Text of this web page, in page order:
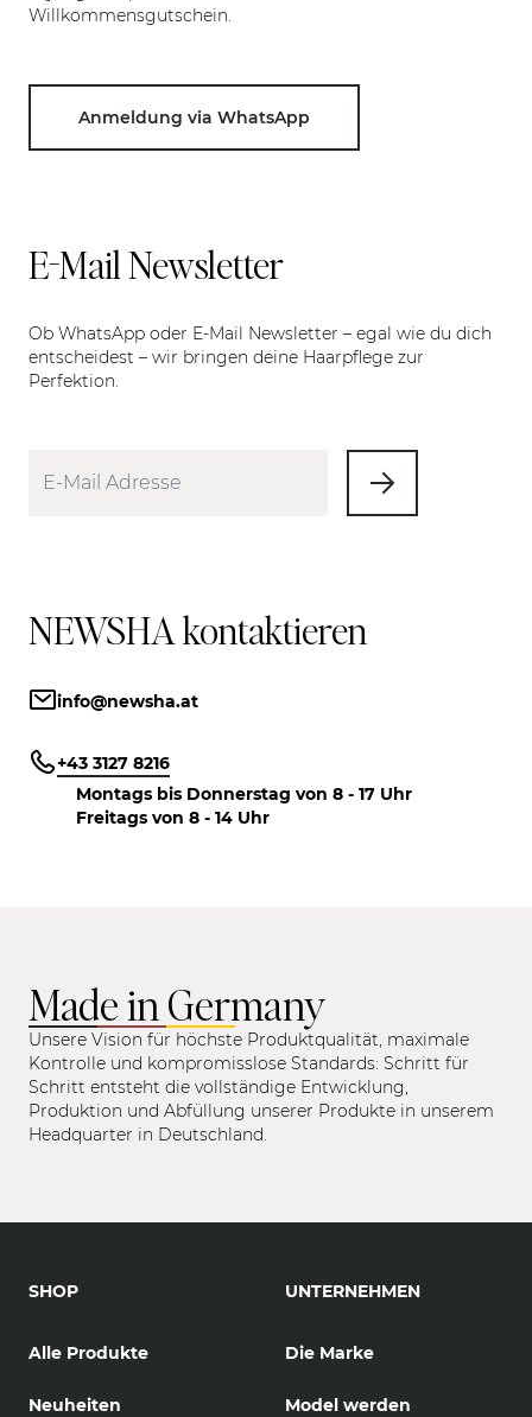
Willkommensgutschein.
Anmeldung via WhatsApp
E-Mail Newsletter
Ob WhatsApp oder E-Mail Newsletter – egal wie du dich
entscheidest – wir bringen deine Haarpflege zur
Perfektion.
NEWSHA kontaktieren
info@newsha.at
+43 3127 8216
Montags bis Donnerstag von 8 - 17 Uhr
Freitags von 8 - 14 Uhr
Made in Germany
Unsere Vision für höchste Produktqualität, maximale
Kontrolle und kompromisslose Standards: Schritt für
Schritt entsteht die vollständige Entwicklung,
Produktion und Abfüllung unserer Produkte in unserem
Headquarter in Deutschland.
SHOP
Alle Produkte
Neuheiten
UNTERNEHMEN
Die Marke
Model werden